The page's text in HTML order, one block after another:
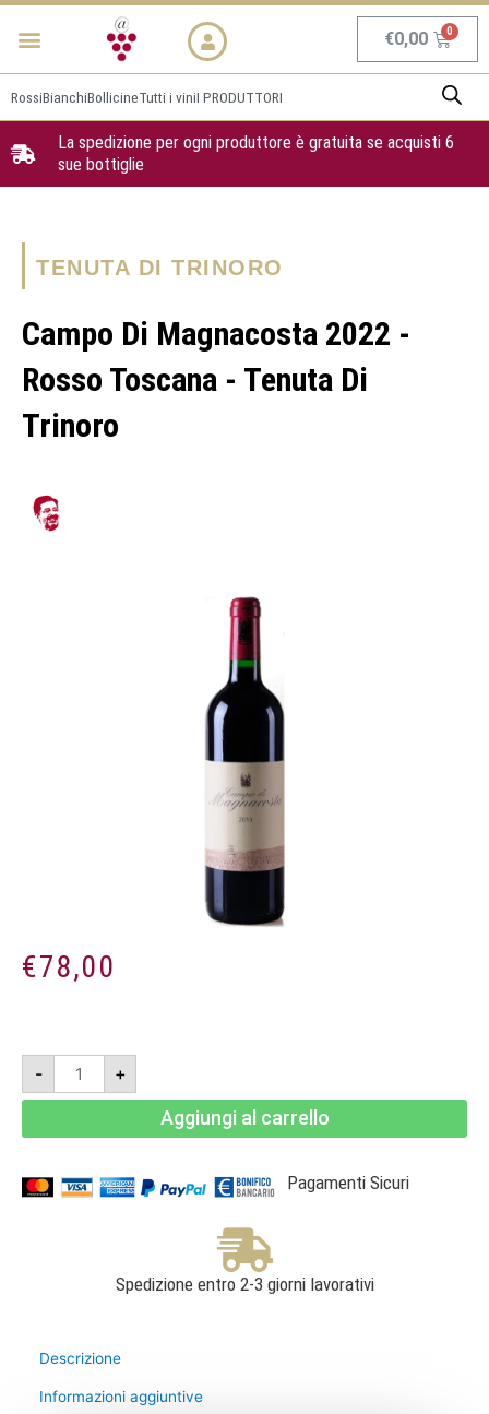
Vai
Menu €0,00
RossiBianchiBollicineTutti i viniI PRODUTTORI
La spedizione per ogni produttore è gratuita se acquisti 6
sue bottiglie
TENUTA DI TRINORO
Campo Di Magnacosta 2022 -
Rosso Toscana - Tenuta Di
Trinoro
€78,00
-
Campo
Magnacosta
2022
Tenuta
di
Trinoro
+
Aggiungi al carrello
Pagamenti Sicuri
Spedizione entro 2-3 giorni lavorativi
Descrizione
Informazioni aggiuntive